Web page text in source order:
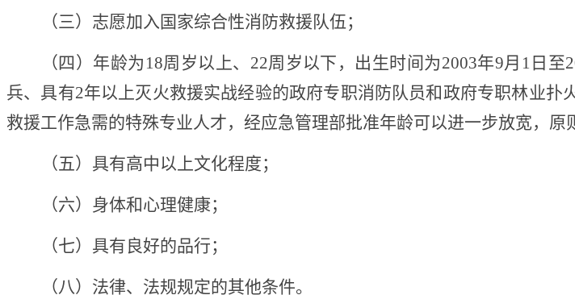
（三）志愿加入国家综合性消防救援队伍；
（四）年龄为 18周岁以上、22周岁以下，出生时间为2003年9月1日
兵、具有2年以上灭火救援实战经验的政府专职消防队员和政府专职林业
救援工作急需的特殊专业人才，经应急管理部批准年龄可以进一步放宽，原
（五）具有高中以上文化程度；
（六）身体和心理健康；
（七）具有良好的品行；
（八）法律、法规规定的其他条件。